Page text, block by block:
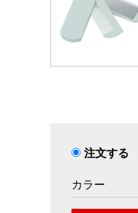
注文する
カラー